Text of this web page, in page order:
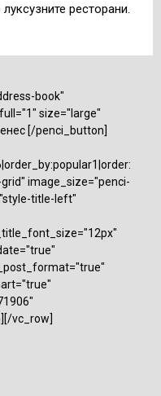
ресторани.
book"
size="large"
[/penci_button]
image_size="penci-
title-left"
vc_row]